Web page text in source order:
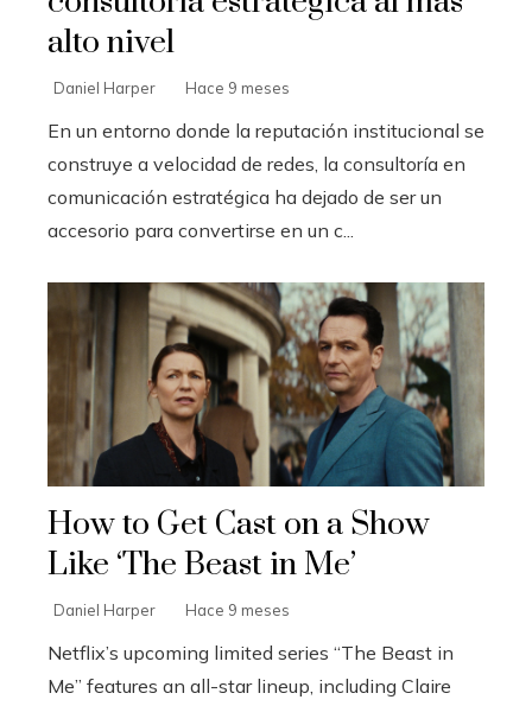
alto nivel
Daniel Harper Hace 9 meses
En un entorno donde la reputación institucional se
construye a velocidad de redes, la consultoría en
comunicación estratégica ha dejado de ser un
accesorio para convertirse en un c...
How to Get Cast on a Show
Like ‘The Beast in Me’
Daniel Harper Hace 9 meses
Netflix’s upcoming limited series “The Beast in
Me” features an all-star lineup, including Claire